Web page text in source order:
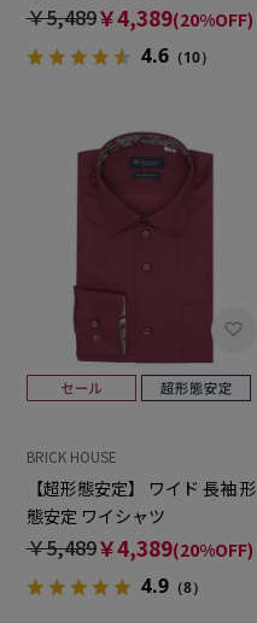
￥5,489￥4,389(20%OFF)
4.6（10）
BRICK HOUSE
【超形態安定】 ワイド 長袖 形
態安定 ワイシャツ
￥5,489￥4,389(20%OFF)
4.9（8）